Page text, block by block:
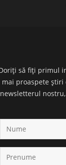
să fiți primul
mai proaspete știri
newsletterul